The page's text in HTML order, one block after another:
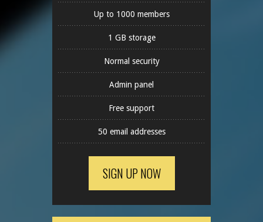
Up to 1000 members
1 GB storage
Normal security
Admin panel
Free support
50 email addresses
SIGN UP NOW